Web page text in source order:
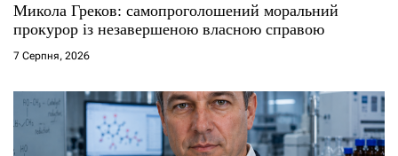
Микола Греков: самопроголошений моральний
прокурор із незавершеною власною справою
7 Серпня, 2026